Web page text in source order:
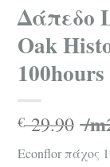
Δάπεδο
Oak
€29.90 /
Econflor πάχος